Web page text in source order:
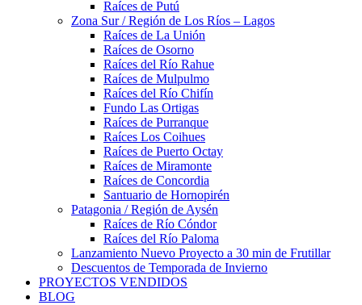
Raíces de Putú
Zona Sur / Región de Los Ríos – Lagos
Raíces de La Unión
Raíces de Osorno
Raíces del Río Rahue
Raíces de Mulpulmo
Raíces del Río Chifín
Fundo Las Ortigas
Raíces de Purranque
Raíces Los Coihues
Raíces de Puerto Octay
Raíces de Miramonte
Raíces de Concordia
Santuario de Hornopirén
Patagonia / Región de Aysén
Raíces de Río Cóndor
Raíces del Río Paloma
Lanzamiento Nuevo Proyecto a 30 min de Frutillar
Descuentos de Temporada de Invierno
PROYECTOS VENDIDOS
BLOG